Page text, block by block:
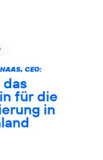
CEO:
für die
in